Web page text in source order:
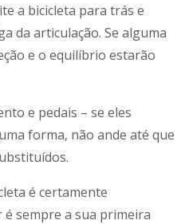
a bicicleta para trás e
da articulação. Se alguma
e o equilíbrio estarão
e pedais – se eles
forma, não ande até que
é certamente
sempre a sua primeira